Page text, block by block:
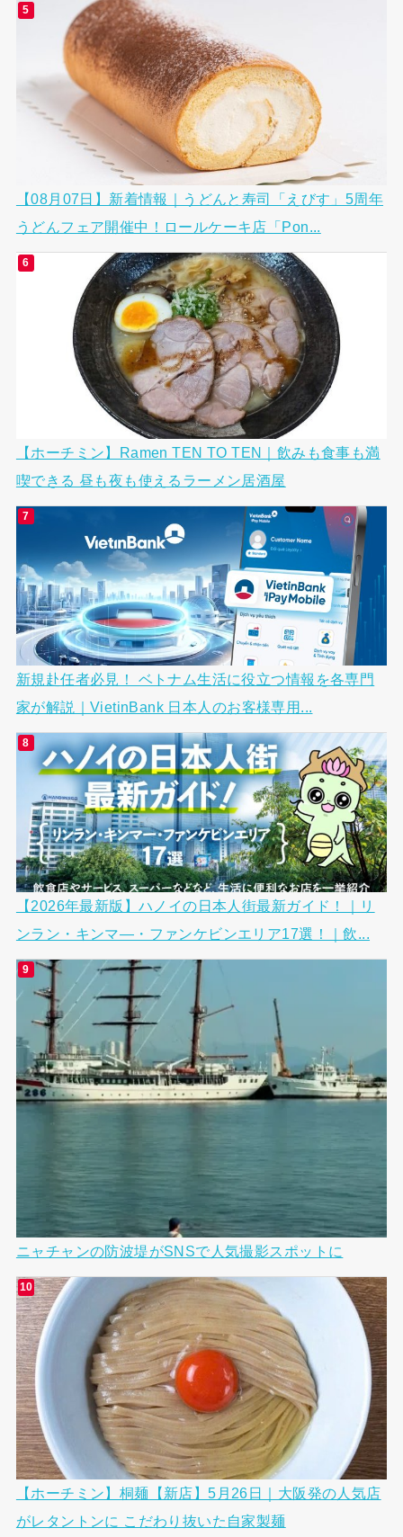
【08月07日】新着情報｜うどんと寿司「えびす」5周年
うどんフェア開催中！ロールケーキ店「Pon...
【ホーチミン】Ramen TEN TO TEN｜飲みも食事も満
喫できる 昼も夜も使えるラーメン居酒屋
新規赴任者必見！ ベトナム生活に役立つ情報を各専門
家が解説｜VietinBank 日本人のお客様専用...
【2026年最新版】ハノイの日本人街最新ガイド！｜リ
ンラン・キンマ―・ファンケビンエリア17選！｜飲...
ニャチャンの防波堤がSNSで人気撮影スポットに
【ホーチミン】桐麺【新店】5月26日｜大阪発の人気店
がレタントンに こだわり抜いた自家製麺